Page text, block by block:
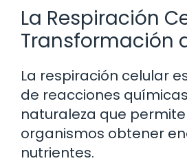
La Respiración
Transformación
La respiración celular
de reacciones
naturaleza que
organismos obtener
nutrientes.